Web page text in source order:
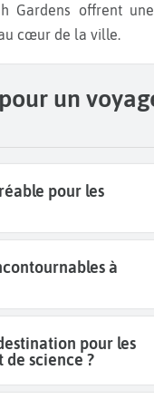
Gardens offrent une
cœur de la ville.
un
pour les
à
pour les
de science ?